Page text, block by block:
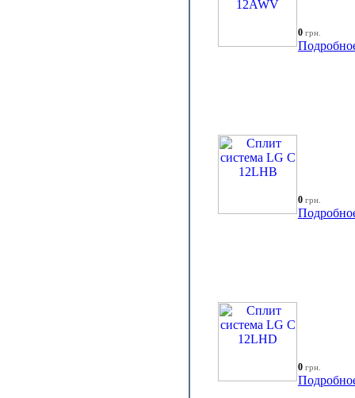
0 грн.
0 грн.
0 грн.